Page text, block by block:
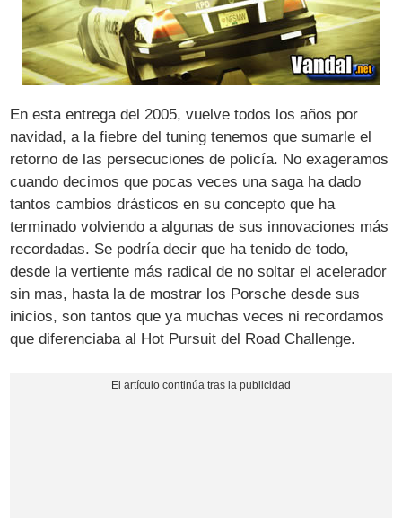
En esta entrega del 2005, vuelve todos los años por
navidad, a la fiebre del tuning tenemos que sumarle el
retorno de las persecuciones de policía. No exageramos
cuando decimos que pocas veces una saga ha dado
tantos cambios drásticos en su concepto que ha
terminado volviendo a algunas de sus innovaciones más
recordadas. Se podría decir que ha tenido de todo,
desde la vertiente más radical de no soltar el acelerador
sin mas, hasta la de mostrar los Porsche desde sus
inicios, son tantos que ya muchas veces ni recordamos
que diferenciaba al Hot Pursuit del Road Challenge.